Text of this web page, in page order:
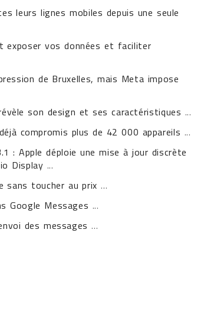
leurs lignes mobiles depuis une seule
exposer vos données et faciliter
de Bruxelles, mais Meta impose
son design et ses caractéristiques ...
compromis plus de 42 000 appareils ...
: Apple déploie une mise à jour discrète
Display ...
sans toucher au prix ...
Google Messages ...
des messages ...